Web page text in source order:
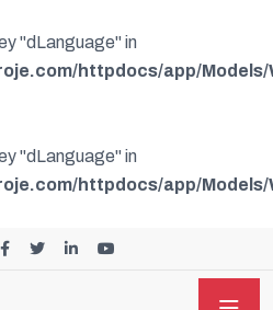
"dLanguage" in
httpdocs/app/Models/
"dLanguage" in
httpdocs/app/Models/